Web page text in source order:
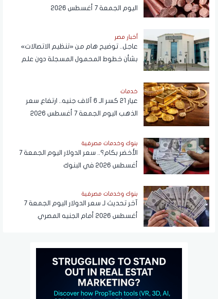
اليوم الجمعة 7 أغسطس 2026
أخبار مصر
عاجل.. توضيح هام من «تنظيم الاتصالات»
بشأن خطوط المحمول المسجلة دون علم
خدمات
عيار 21 كسر الـ 6 آلاف جنيه.. ارتفاع سعر
الذهب اليوم الجمعة 7 أغسطس 2026
بنوك وخدمات مصرفية
الأخضر بكام؟.. سعر الدولار اليوم الجمعة 7
أغسطس 2026 في البنوك
بنوك وخدمات مصرفية
آخر تحديث لـ سعر الدولار اليوم الجمعة 7
أغسطس 2026 أمام الجنيه المصري